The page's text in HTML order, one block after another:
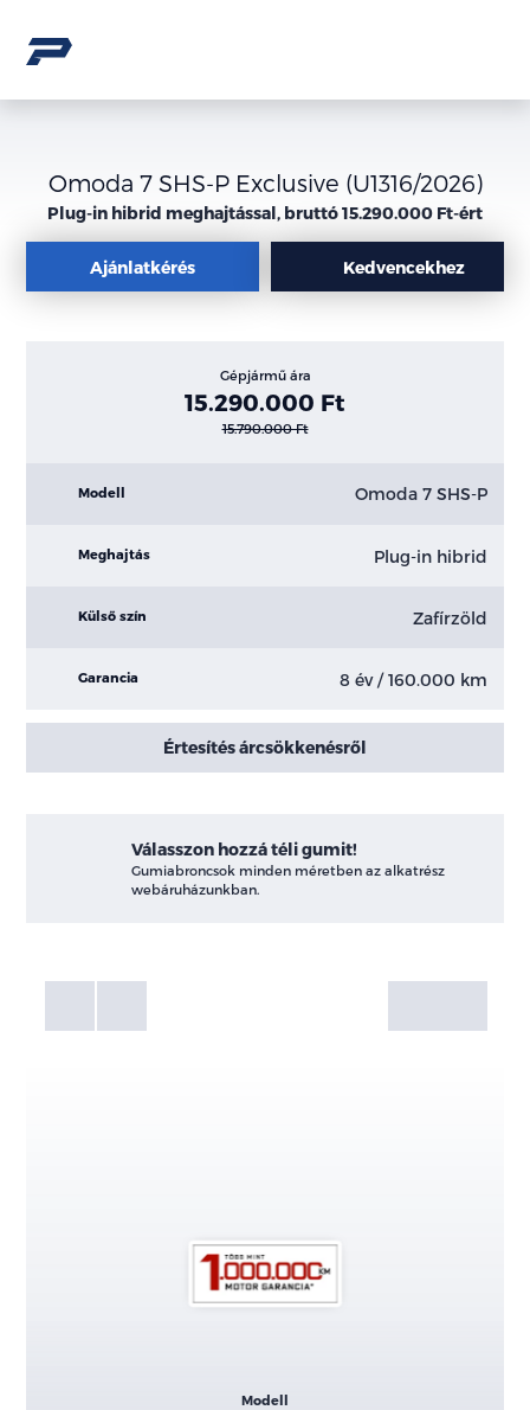
Omoda 7 SHS-P Exclusive (U1316/2026)
Plug-in hibrid meghajtással, bruttó 15.290.000 Ft-ért
Ajánlatkérés Kedvencekhez
Gépjármű ára
15.290.000 Ft
15.790.000 Ft
Modell Omoda 7 SHS-P
Meghajtás Plug-in hibrid
Külső szín Zafírzöld
Garancia 8 év / 160.000 km
Értesítés árcsökkenésről
Válasszon hozzá téli gumit!
Gumiabroncsok minden méretben az alkatrész
webáruházunkban.
Galéria
Modell